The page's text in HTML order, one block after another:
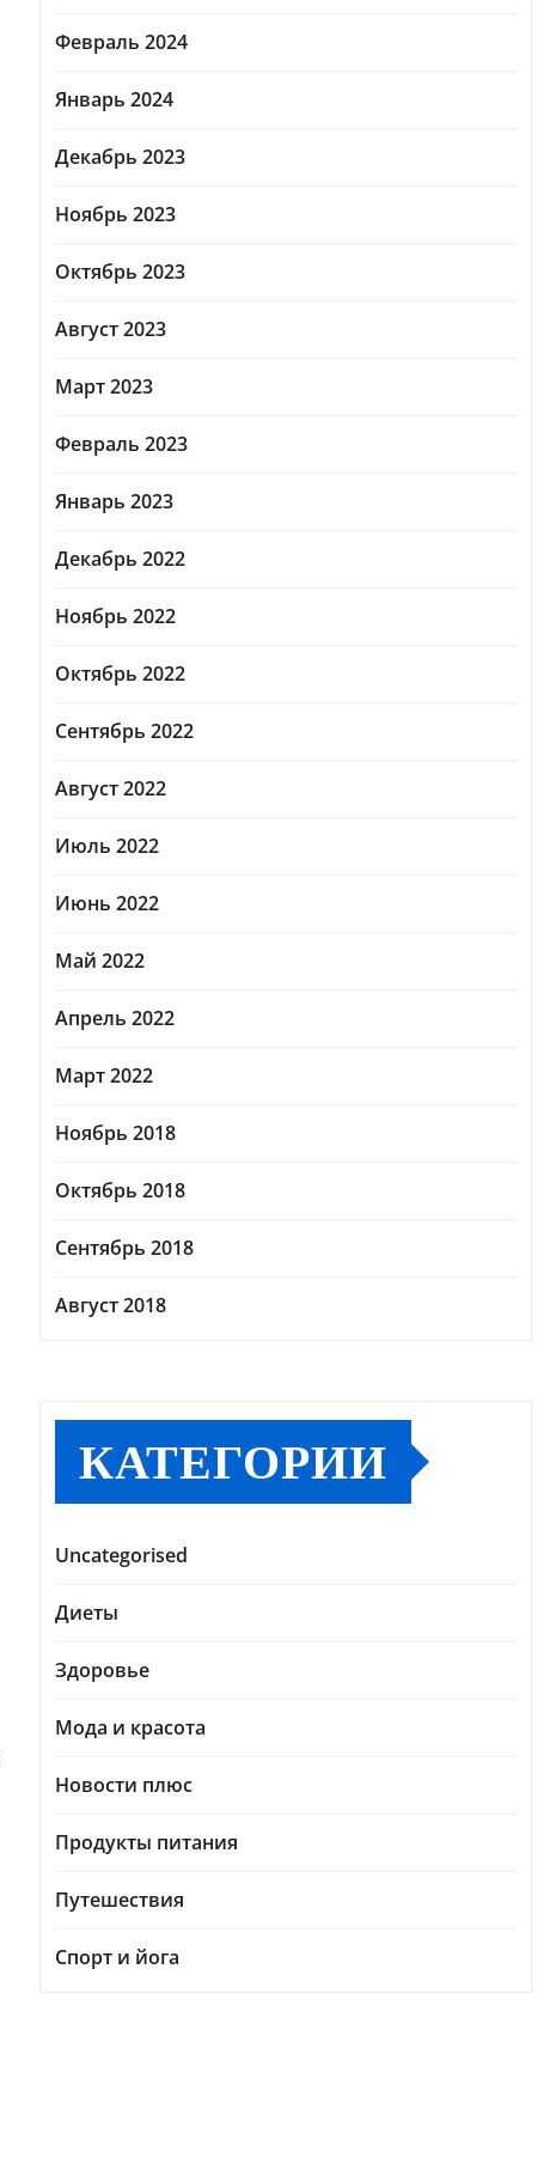
Февраль 2024
Январь 2024
Декабрь 2023
Ноябрь 2023
Октябрь 2023
Август 2023
Март 2023
Февраль 2023
Январь 2023
Декабрь 2022
Ноябрь 2022
Октябрь 2022
Сентябрь 2022
Август 2022
Июль 2022
Июнь 2022
Май 2022
Апрель 2022
Март 2022
Ноябрь 2018
Октябрь 2018
Сентябрь 2018
Август 2018
КАТЕГОРИИ
Uncategorised
Диеты
Здоровье
Мода и красота
Новости плюс
Продукты питания
Путешествия
Спорт и йога